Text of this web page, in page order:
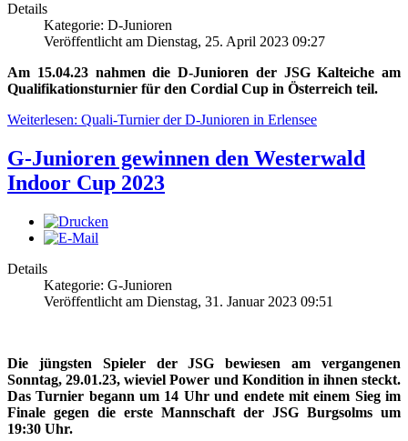
Details
Kategorie: D-Junioren
Veröffentlicht am Dienstag, 25. April 2023 09:27
Am 15.04.23 nahmen die D-Junioren der JSG Kalteiche am
Qualifikationsturnier für den Cordial Cup in Österreich teil.
Weiterlesen: Quali-Turnier der D-Junioren in Erlensee
G-Junioren gewinnen den Westerwald
Indoor Cup 2023
Details
Kategorie: G-Junioren
Veröffentlicht am Dienstag, 31. Januar 2023 09:51
Die jüngsten Spieler der JSG bewiesen am vergangenen
Sonntag, 29.01.23, wieviel Power und Kondition in ihnen steckt.
Das Turnier begann um 14 Uhr und endete mit einem Sieg im
Finale gegen die erste Mannschaft der JSG Burgsolms um
19:30 Uhr.